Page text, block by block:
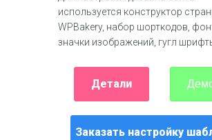
используется конструктор
WPBakery, набор шорткодов,
значки изображений, гугл
Детали
Заказать настройку